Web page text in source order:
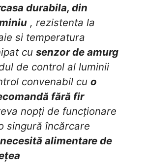
durabila, din
, rezistenta la
si temperatura
cusenzor de amurg
de control al luminii
convenabil cuo
fără fir
nopți de funcționare
singură încărcare
alimentare de